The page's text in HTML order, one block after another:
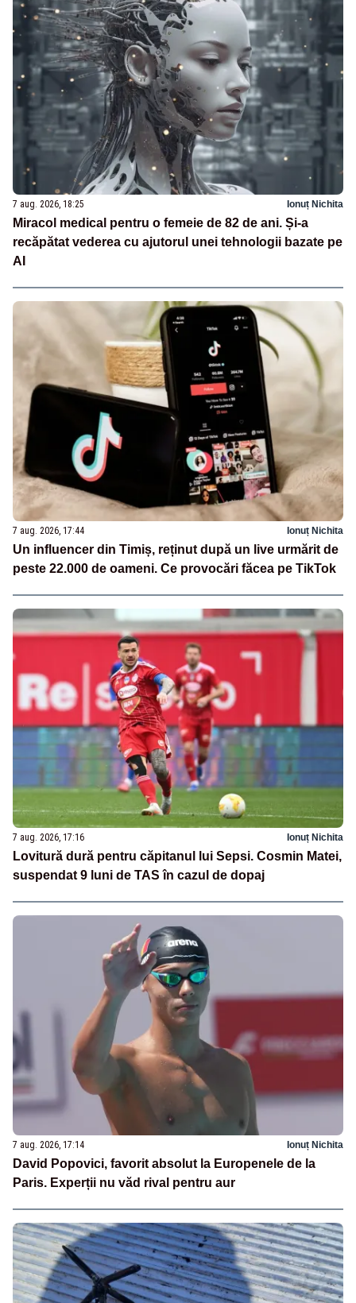
7 aug. 2026, 18:25 Ionuț Nichita
Miracol medical pentru o femeie de 82 de ani. Și-a
recăpătat vederea cu ajutorul unei tehnologii bazate pe
AI
7 aug. 2026, 17:44 Ionuț Nichita
Un influencer din Timiș, reținut după un live urmărit de
peste 22.000 de oameni. Ce provocări făcea pe TikTok
7 aug. 2026, 17:16 Ionuț Nichita
Lovitură dură pentru căpitanul lui Sepsi. Cosmin Matei,
suspendat 9 luni de TAS în cazul de dopaj
7 aug. 2026, 17:14 Ionuț Nichita
David Popovici, favorit absolut la Europenele de la
Paris. Experții nu văd rival pentru aur